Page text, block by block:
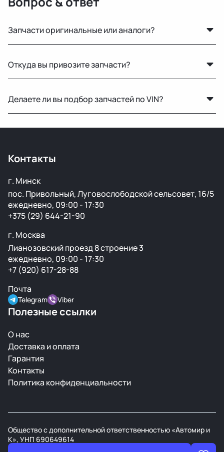
Запчасти оригинальные или аналоги?
копиями — все детали снимаются с автомобилей с
минимальным пробегом.
Откуда вы привозите запчасти?
проверенных аукционах в Европе, США и арабских
странах. Все детали проходят визуальный осмотр и
подготовку перед продажей.
Делаете ли вы подбор запчастей по VIN?
Контакты
г. Минск
пос. Привольный, Луговослободской сельсовет, 16/5
ежедневно, 09:00 - 17:30
+375 (29) 644-21-90
г. Москва
Лианозовский проезд 8 строение 3
ежедневно, 09:00 - 17:30
+7 (920) 617-28-88
Почта
Telegram Viber
Полезные ссылки
О нас
Доставка и оплата
Гарантия
Контакты
Политика конфиденциальности
Общество с дополнительной ответственностью «Автомир и
К», УНП 690649614
В торговом реестре РБ с 21 марта 2008г.